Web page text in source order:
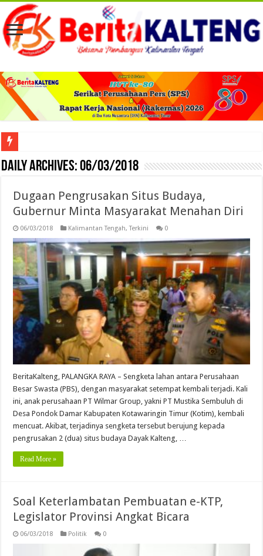
Viral! Selama Dua Bulan Lebih Siltap Serta Tunjangan Pemdes dan BPD di
Daily Archives:06/03/2018
Dugaan Pengrusakan Situs Budaya,
Gubernur Minta Masyarakat Menahan Diri
06/03/2018 Kalimantan Tengah,Terkini 0
BeritaKalteng, PALANGKA RAYA – Sengketa lahan antara Perusahaan
Besar Swasta (PBS), dengan masyarakat setempat kembali terjadi. Kali
ini, anak perusahaan PT Wilmar Group, yakni PT Mustika Sembuluh di
Desa Pondok Damar Kabupaten Kotawaringin Timur (Kotim), kembali
mencuat. Akibat, terjadinya sengketa tersebut berujung kepada
pengrusakan 2 (dua) situs budaya Dayak Kalteng, …
Read More »
Soal Keterlambatan Pembuatan e-KTP,
Legislator Provinsi Angkat Bicara
06/03/2018 Politik 0